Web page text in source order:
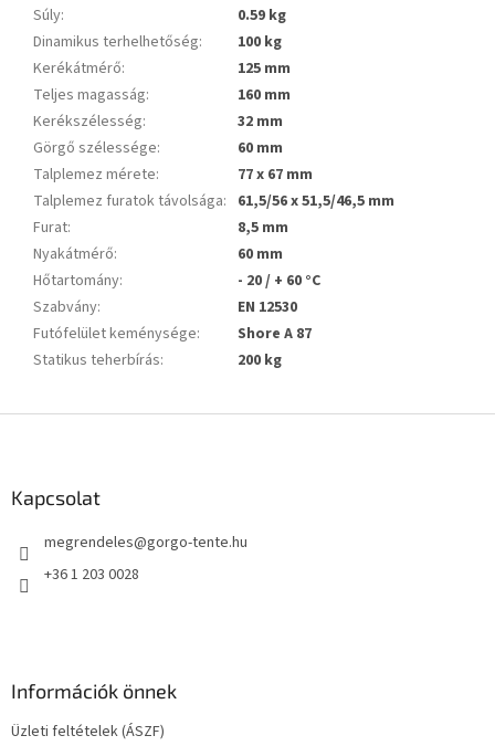
Súly:
0.59 kg
Dinamikus terhelhetőség:
100 kg
Kerékátmérő:
125 mm
Teljes magasság:
160 mm
Kerékszélesség:
32 mm
Görgő szélessége:
60 mm
Talplemez mérete:
77 x 67 mm
Talplemez furatok távolsága: 61,5/56 x 51,5/46,5 mm
Furat:
8,5 mm
Nyakátmérő:
60 mm
Hőtartomány:
- 20 / + 60 °C
Szabvány:
EN 12530
Futófelület keménysége:
Shore A 87
Statikus teherbírás: 200 kg
Kapcsolat
megrendeles@gorgo-tente.hu
+36 1 203 0028
Információk önnek
Üzleti feltételek (ÁSZF)